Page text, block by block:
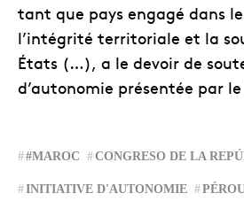
tant que pays engagé dans
l’intégrité territoriale et la
États (…), a le devoir de
d’autonomie présentée par
#MAROC CONGRESO DE LA
INITIATIVE D'AUTONOMIE